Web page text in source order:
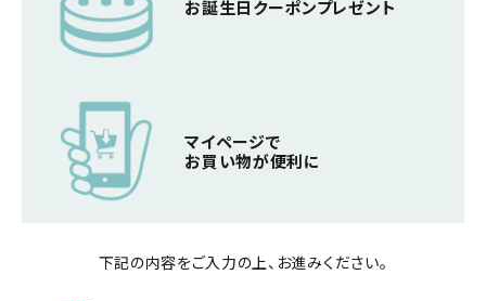
お誕生日クーポンプレゼント
マイページで
お買い物が便利に
下記の内容をご入力の上、お進みください。